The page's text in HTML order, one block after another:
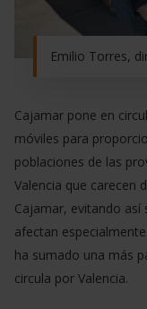
Emilio Torres,
Cajamar pone en
móviles para
poblaciones de las
Valencia que carecen
Cajamar, evitando así
afectan
ha sumado una más
circula por Valencia.